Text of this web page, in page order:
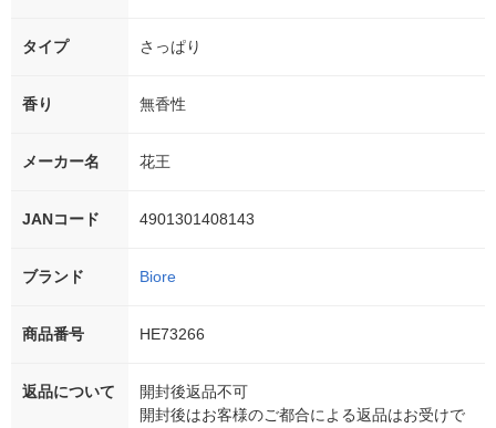
タイプ さっぱり
香り 無香性
メーカー名 花王
JANコード 4901301408143
ブランド Biore
商品番号 HE73266
返品について
開封後返品不可
開封後はお客様のご都合による返品はお受けで